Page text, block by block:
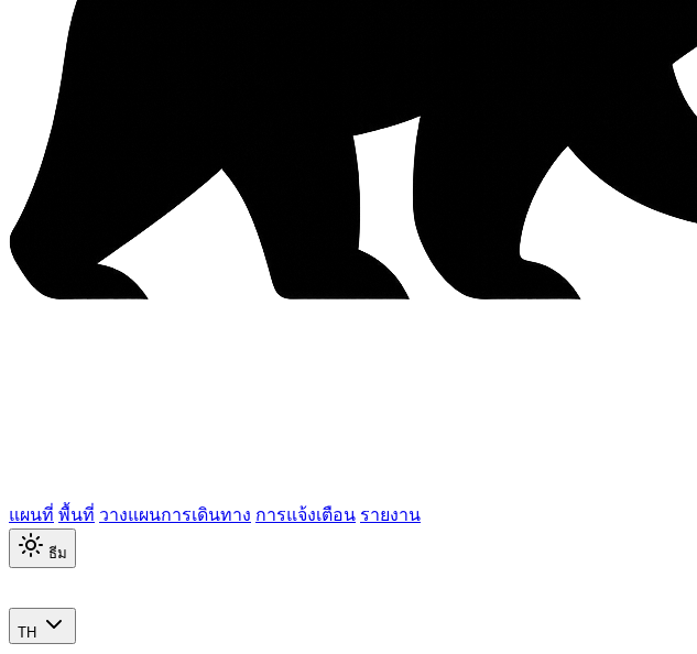
แผนที่ พื้นที่ วางแผนการเดินทาง การแจ้งเตือน รายงาน
ธีม
TH